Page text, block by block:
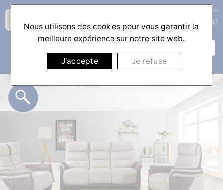
☰
Nous utilisons des cookies pour vous garantir la
meilleure expérience sur notre site web.
J'accepte Je refuse